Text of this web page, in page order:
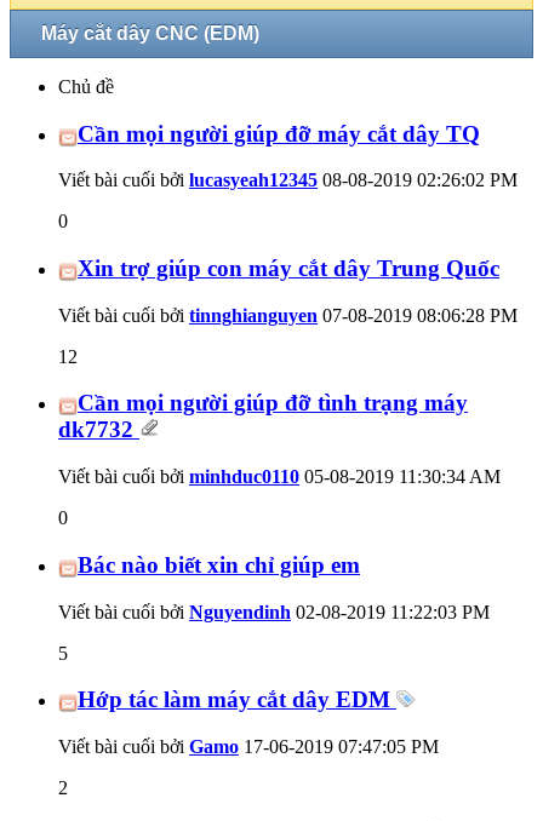
Máy cắt dây CNC (EDM)
Chủ đề
Cần mọi người giúp đỡ máy cắt dây TQ
Viết bài cuối bởi lucasyeah12345 08-08-2019 02:26:02 PM
0
Xin trợ giúp con máy cắt dây Trung Quốc
Viết bài cuối bởi tinnghianguyen 07-08-2019 08:06:28 PM
12
Cần mọi người giúp đỡ tình trạng máy
dk7732
Viết bài cuối bởi minhduc0110 05-08-2019 11:30:34 AM
0
Bác nào biết xin chỉ giúp em
Viết bài cuối bởi Nguyendinh 02-08-2019 11:22:03 PM
5
Hớp tác làm máy cắt dây EDM
Viết bài cuối bởi Gamo 17-06-2019 07:47:05 PM
2